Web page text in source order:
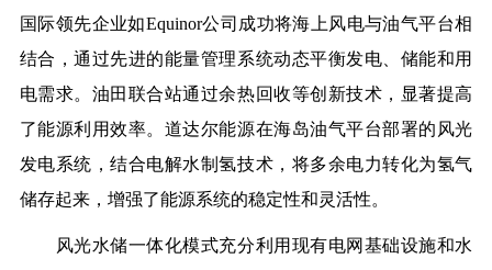
国际领先企业如Equinor公司成功将海上风电与油气平台相
结合，通过先进的能量管理系统动态平衡发电、储能和用
电需求。油田联合站通过余热回收等创新技术，显著提高
了能源利用效率。道达尔能源在海岛油气平台部署的风光
发电系统，结合电解水制氢技术，将多余电力转化为氢气
储存起来，增强了能源系统的稳定性和灵活性。
风光水储一体化模式充分利用现有电网基础设施和水